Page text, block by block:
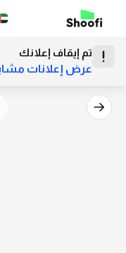
تم إيقاف إعلانك
عرض إعلانات